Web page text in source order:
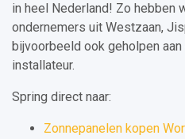
in heel Nederland! Zo hebben
ondernemers uit Westzaan,
bijvoorbeeld ook geholpen aan
installateur.
Spring direct naar:
Zonnepanelen kopen